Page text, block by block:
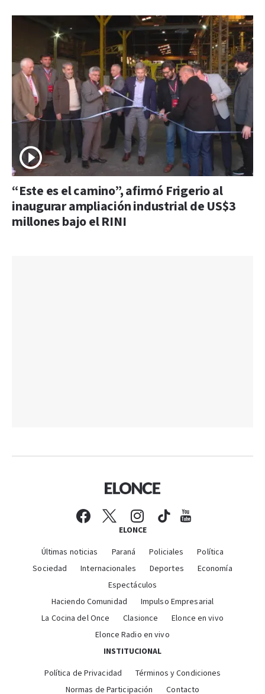
“Este es el camino”, afirmó Frigerio al
inaugurar ampliación industrial de US$3
millones bajo el RINI
ELONCE
Últimas noticias Paraná Policiales
Política
Sociedad
Internacionales Deportes
Economía
Espectáculos
Haciendo Comunidad
Impulso Empresarial
La Cocina del Once
Clasionce
Elonce en vivo
Elonce Radio en vivo
INSTITUCIONAL
Política de Privacidad
Términos y Condiciones
Normas de Participación
Contacto